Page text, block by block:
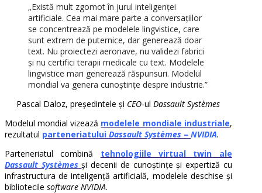
„Există mult zgomot în jurul inteligenței
artificiale. Cea mai mare parte a conversațiilor
se concentrează pe modelele lingvistice, care
sunt extrem de puternice, dar generează doar
text. Nu proiectezi aeronave, nu validezi fabrici
și nu certifici terapii medicale cu text. Modelele
lingvistice mari generează răspunsuri. Modelul
mondial va genera cunoștințe despre industrie.”
Pascal Daloz,președintele și CEO-ulDassault Systèmes
Modelul mondial vizează modelele mondiale industriale,
rezultatul parteneriatului Dassault Systèmes – NVIDIA.
Parteneriatul combină tehnologiile virtual twin ale
Dassault Systèmes și decenii de cunoștințe și expertiză cu
infrastructura de inteligență artificială, modelele deschise și
bibliotecile software NVIDIA.